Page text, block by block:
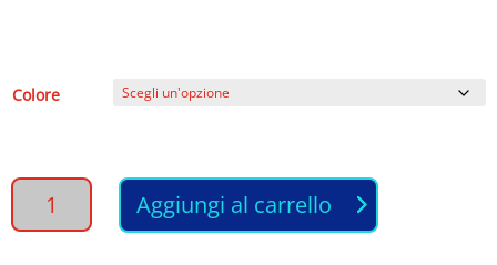
Colore
PIASTRA
Aggiungi al carrello